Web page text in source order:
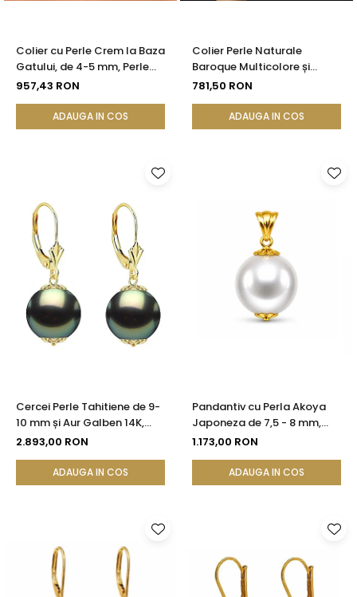
Colier cu Perle Crem la Baza
Gatului, de 4-5 mm, Perle
Rare, Calitate AAA+, Aur 14K
957,43 RON
ADAUGA IN COS
Colier Perle Naturale
Baroque Multicolore și
Închizătoare Argint 925 |
781,50 RON
ADAUGA IN COS
Cercei Perle Tahitiene de 9-
10 mm și Aur Galben 14K,
Forma Rotundă |
2.893,00 RON
ADAUGA IN COS
Pandantiv cu Perla Akoya
Japoneza de 7,5 - 8 mm,
Calitate AAA+ si Aur de 14k
1.173,00 RON
ADAUGA IN COS